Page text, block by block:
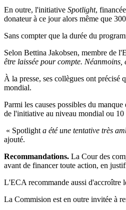
En outre, l'initiative Spotlight,
donateur à ce jour alors même que
Sans compter que la durée du
Selon Bettina Jakobsen, membre de
être laissée pour compte. Néanmoins,
À la presse, ses collègues ont
mondial.
Parmi les causes possibles du
de l'initiative au niveau mondial ou
« Spotlight a été une tentative très
ajouté.
Recommandations. La Cour des
avant de financer toute action, en
L'ECA recommande aussi d'accroître
La Commision est en outre invitée à